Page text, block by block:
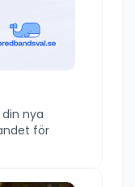
nya
för